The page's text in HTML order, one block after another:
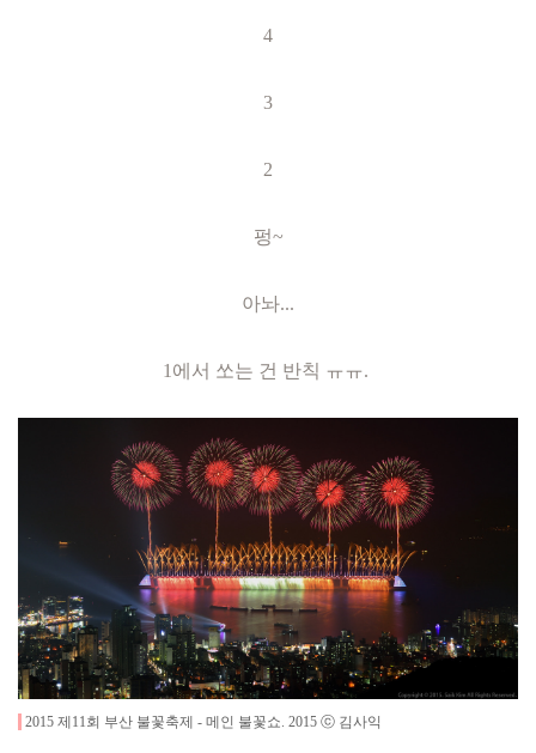
4
3
2
펑~
아놔...
1에서 쏘는 건 반칙 ㅠㅠ.
2015 제11회 부산 불꽃축제 - 메인 불꽃쇼. 2015 ⓒ 김사익